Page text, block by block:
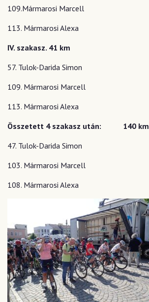
109.Mármarosi Marcell
113. Mármarosi Alexa
IV. szakasz. 41 km
57. Tulok-Darida Simon
109. Mármarosi Marcell
113. Mármarosi Alexa
Összetett 4 szakasz után: 140 km
47. Tulok-Darida Simon
103. Mármarosi Marcell
108. Mármarosi Alexa